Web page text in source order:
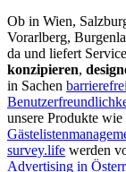
Ob in Wien,
Vorarlberg,
da und liefert
konzipieren,
in Sachen
unsere Produkte wie
survey.life werden
Advertising in